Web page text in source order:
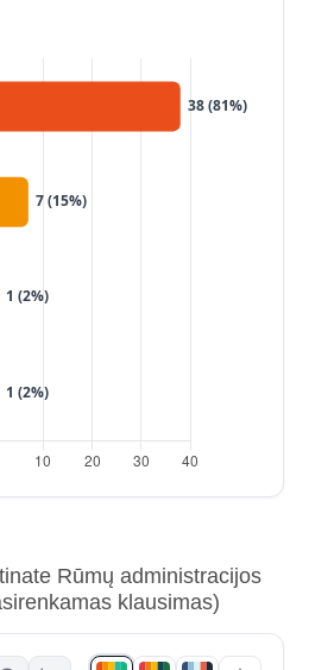
Rūmų administracijos
klausimas)